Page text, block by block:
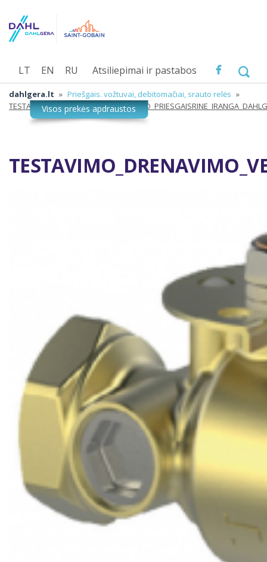
Atsiliepimai ir pastabos
LT EN RU
dahlgera.lt » Priešgais. vožtuvai, debitomačiai, srauto relės »